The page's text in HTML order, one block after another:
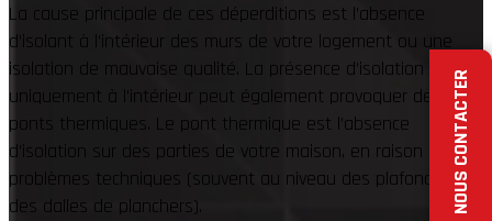
NOUS CONTACTER
La cause principale de ces déperditions est l’absence
d’isolant à l’intérieur des murs de votre logement ou une
isolation de mauvaise qualité. La présence d’isolation
uniquement à l’intérieur peut également provoquer des
ponts thermiques. Le pont thermique est l’absence
d’isolation sur des parties de votre maison, en raison de
problèmes techniques (souvent au niveau des plafonds ou
des dalles de planchers).